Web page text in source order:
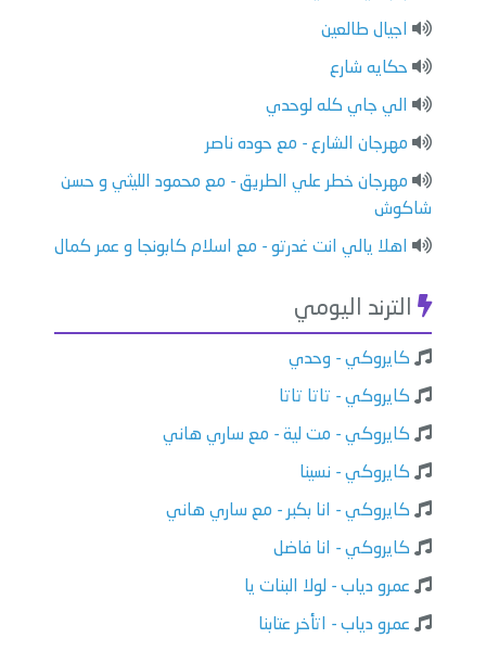
اجيال طالعين
حكايه شارع
الي جاي كله لوحدي
مهرجان الشارع - مع حوده ناصر
مهرجان خطر علي الطريق - مع محمود الليثي و حسن
شاكوش
اهلا يالي انت غدرتو - مع اسلام كابونجا و عمر كمال
الترند اليومي
كايروكي - وحدي
كايروكي - تاتا تاتا
كايروكي - مت لية - مع ساري هاني
كايروكي - نسينا
كايروكي - انا بكبر - مع ساري هاني
كايروكي - انا فاضل
عمرو دياب - لولا البنات يا
عمرو دياب - اتأخر عتابنا